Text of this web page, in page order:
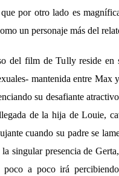
por otro lado es
un personaje más del
del film de Tully reside en
mantenida entre
su desafiante
de la hija de Louie,
cuando su padre se
singular presencia de
poco a poco irá